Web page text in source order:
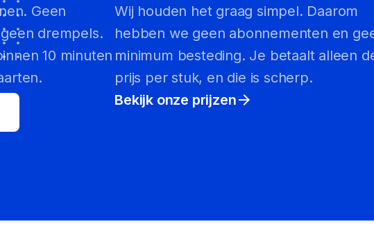
Geen
drempels.
10 minuten
Wij houden het graag simpel. Daarom
hebben we geen abonnementen en
minimum besteding. Je betaalt alleen
prijs per stuk, en die is scherp.
Bekijk onze prijzenarrow_forward